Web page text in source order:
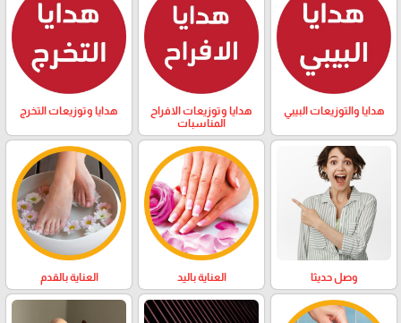
هدايا والتوزيعات البيبي
هدايا وتوزيعات الافراح
المناسبات
هدايا وتوزيعات التخرج
وصل حديثا العناية باليد العناية بالقدم